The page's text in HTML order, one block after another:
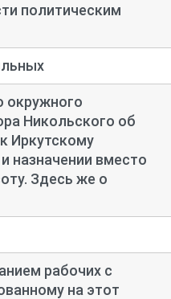
политическим
окружного
Никольского об
Иркутскому
назначении вместо
Здесь же о
рабочих с
на этот